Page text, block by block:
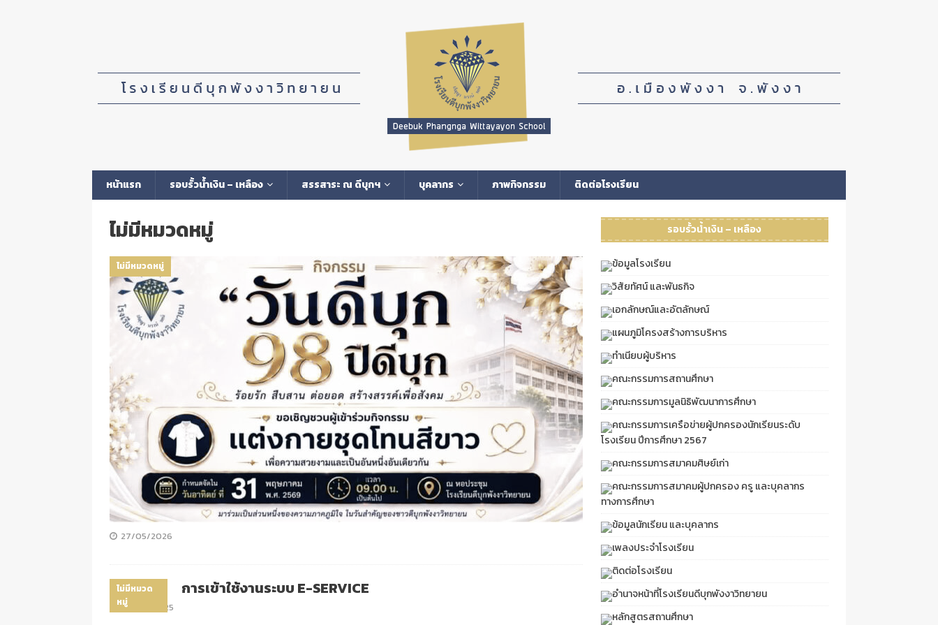
หน้าแรก รอบรั้วน้ำเงิน – เหลือง สรรสาระ ณ ดีบุกฯ บุคลากร ภาพกิจกรรม ติดต่อโรงเรียน
ไม่มีหมวดหมู่
ไม่มีหมวดหมู่
27/05/2026
ไม่มีหมวด
หมู่
การเข้าใช้งานระบบ E-SERVICE
09/07/2025
รอบรั้วน้ำเงิน – เหลือง
ข้อมูลโรงเรียน
วิสัยทัศน์ และพันธกิจ
เอกลักษณ์และอัตลักษณ์
แผนภูมิโครงสร้างการบริหาร
ทำเนียบผู้บริหาร
คณะกรรมการสถานศึกษา
คณะกรรมการมูลนิธิพัฒนาการศึกษา
คณะกรรมการเครือข่ายผู้ปกครองนักเรียนระดับ
โรงเรียน ปีการศึกษา 2567
คณะกรรมการสมาคมศิษย์เก่า
คณะกรรมการสมาคมผู้ปกครอง ครู และบุคลากร
ทางการศึกษา
ข้อมูลนักเรียน และบุคลากร
เพลงประจำโรงเรียน
ติดต่อโรงเรียน
อำนาจหน้าที่โรงเรียนดีบุกพังงาวิทยายน
หลักสูตรสถานศึกษา